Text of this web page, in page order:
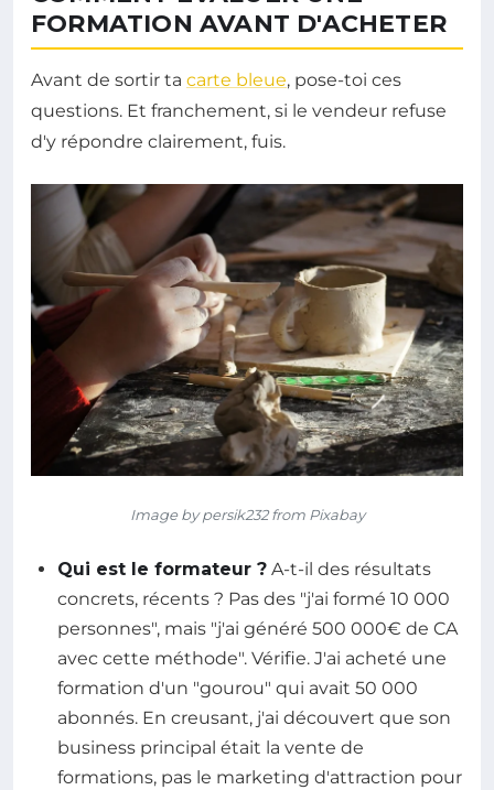
FORMATION AVANT D'ACHETER
Avant de sortir ta carte bleue, pose-toi ces
questions. Et franchement, si le vendeur refuse
d'y répondre clairement, fuis.
Image by persik232 from Pixabay
Qui est le formateur ? A-t-il des résultats
concrets, récents ? Pas des "j'ai formé 10 000
personnes", mais "j'ai généré 500 000€ de CA
avec cette méthode". Vérifie. J'ai acheté une
formation d'un "gourou" qui avait 50 000
abonnés. En creusant, j'ai découvert que son
business principal était la vente de
formations, pas le marketing d'attraction pour